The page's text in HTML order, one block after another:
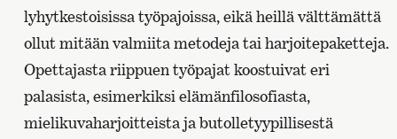
lyhytkestoisissa työpajoissa, eikä heillä välttämättä
ollut mitään valmiita metodeja tai harjoitepaketteja.
Opettajasta riippuen työpajat koostuivat eri
palasista, esimerkiksi elämänfilosofiasta,
mielikuvaharjoitteista ja butolletyypillisestä